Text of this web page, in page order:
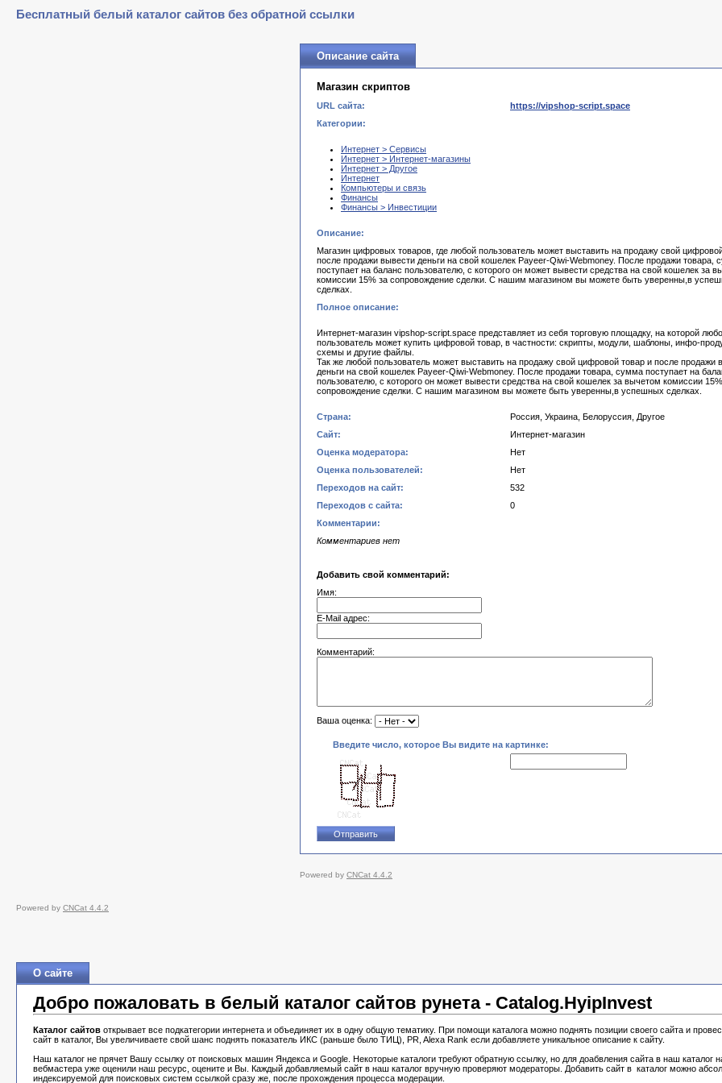
Бесплатный белый каталог сайтов без обратной ссылки
Описание сайта
Магазин скриптов
URL сайта:
https://vipshop-script.space
Категории:
Интернет > Сервисы
Интернет > Интернет-магазины
Интернет > Другое
Интернет
Компьютеры и связь
Финансы
Финансы > Инвестиции
Описание:
Магазин цифровых товаров, где любой пользователь может выставить на продажу свой
после продажи вывести деньги на свой кошелек Payeer-Qiwi-Webmoney. После продажи товара,
поступает на баланс пользователю, с которого он может вывести средства на свой кошелек за
комиссии 15% за сопровождение сделки. С нашим магазином вы можете быть уверенны,в
сделках.
Полное описание:
Интернет-магазин vipshop-script.space представляет из себя торговую площадку, на которой
пользователь может купить цифровой товар, в частности: скрипты, модули, шаблоны, инфо-
схемы и другие файлы.
Так же любой пользователь может выставить на продажу свой цифровой товар и после продажи
деньги на свой кошелек Payeer-Qiwi-Webmoney. После продажи товара, сумма поступает на
пользователю, с которого он может вывести средства на свой кошелек за вычетом комиссии
сопровождение сделки. С нашим магазином вы можете быть уверенны,в успешных сделках.
Страна:
Россия, Украина, Белоруссия, Другое
Сайт:
Интернет-магазин
Оценка модератора:
Нет
Оценка пользователей:
Нет
Переходов на сайт:
532
Переходов с сайта:
0
Комментарии:
Комментариев нет
Добавить свой комментарий:
Имя:
E-Mail адрес:
Комментарий:
Ваша оценка:
Введите число, которое Вы видите на картинке:
Powered by CNCat 4.4.2
Powered by CNCat 4.4.2
О сайте
Добро пожаловать в белый каталог сайтов рунета - Catalog.HyipInvest
Каталог сайтов открывает все подкатегории интернета и объединяет их в одну общую тематику. При помощи каталога можно поднять позиции своего сайта и
сайт в каталог, Вы увеличиваете свой шанс поднять показатель ИКС (раньше было ТИЦ), PR, Alexa Rank если добавляете уникальное описание к сайту.
Наш каталог не прячет Вашу ссылку от поисковых машин Яндекса и Google. Некоторые каталоги требуют обратную ссылку, но для доабвления сайта в наш каталог
вебмастера уже оценили наш ресурс, оцените и Вы. Каждый добавляемый сайт в наш каталог вручную проверяют модераторы. Добавить сайт в каталог можно
индексируемой для поисковых систем ссылкой сразу же, после прохождения процесса модерации.